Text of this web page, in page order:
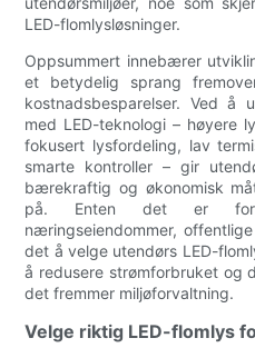
LED-flomlysløsninger.
Oppsummert innebærer
et betydelig sprang
kostnadsbesparelser. Ved å
med LED-teknologi – høyere
fokusert lysfordeling, lav
smarte kontroller – gir
bærekraftig og økonomisk
på. Enten det er for
næringseiendommer,
det å velge utendørs LED-
å redusere strømforbruket og
det fremmer miljøforvaltning.
Velge riktig LED-flomlys